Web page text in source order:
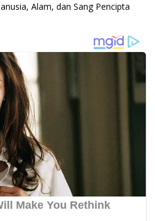
Alam, dan Sang Pencipta